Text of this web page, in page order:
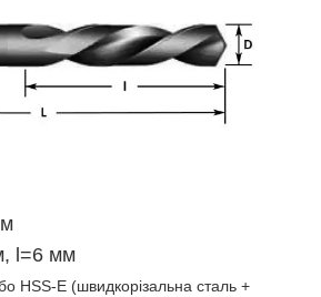
l=6 мм
HSS-E (швидкорізальна сталь +